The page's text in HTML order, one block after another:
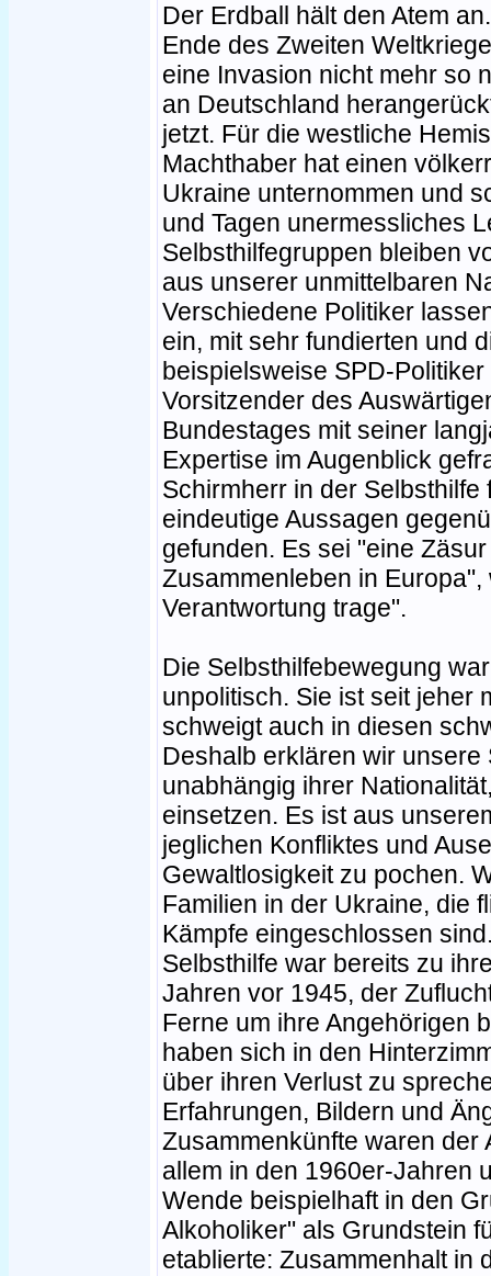
Der Erdball hält den Atem
Ende des Zweiten
eine Invasion nicht mehr so
an Deutschland
jetzt. Für die westliche
Machthaber hat einen
Ukraine unternommen und
und Tagen unermessliches
Selbsthilfegruppen bleiben
aus unserer unmittelbaren
Verschiedene Politiker
ein, mit sehr fundierten und
beispielsweise SPD-
Vorsitzender des
Bundestages mit seiner
Expertise im Augenblick
Schirmherr in der
eindeutige Aussagen
gefunden. Es sei "eine
Zusammenleben in
Verantwortung trage".
Die Selbsthilfebewegung
unpolitisch. Sie ist seit jeher
schweigt auch in diesen
Deshalb erklären wir
unabhängig ihrer
einsetzen. Es ist aus
jeglichen Konfliktes und
Gewaltlosigkeit zu pochen.
Familien in der Ukraine, die
Kämpfe eingeschlossen
Selbsthilfe war bereits zu
Jahren vor 1945, der
Ferne um ihre Angehörigen
haben sich in den
über ihren Verlust zu
Erfahrungen, Bildern und
Zusammenkünfte waren der
allem in den 1960er-Jahren
Wende beispielhaft in den
Alkoholiker" als Grundstein
etablierte: Zusammenhalt in